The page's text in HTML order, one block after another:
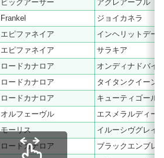
ビッグアーサー
アグレアーブル
Frankel
ジョイカネラ
エピファネイア
インヘリットデー
エピファネイア
サラキア
ロードカナロア
オンディナドバイ
ロードカナロア
タイタンクイーン
ロードカナロア
キューティゴール
オルフェーヴル
エスメラルディー
モーリス
イルーシヴグレイ
ロードカナロア
ブラックエンブレ